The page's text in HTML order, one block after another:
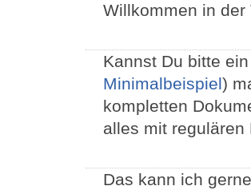
Willkommen in der
Kannst Du bitte
Minimalbeispiel)
kompletten
alles mit
Das kann ich